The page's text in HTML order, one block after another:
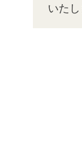
いた